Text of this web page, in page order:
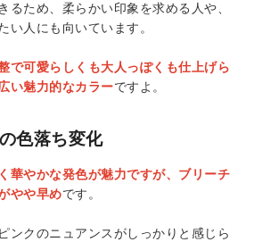
るため、柔らかい印象を求める人や、
い人にも向いています。
で可愛らしくも大人っぽくも仕上げら
い魅力的なカラーですよ。
色落ち変化
華やかな発色が魅力ですが、ブリーチ
やや早めです。
ンクのニュアンスがしっかりと感じら